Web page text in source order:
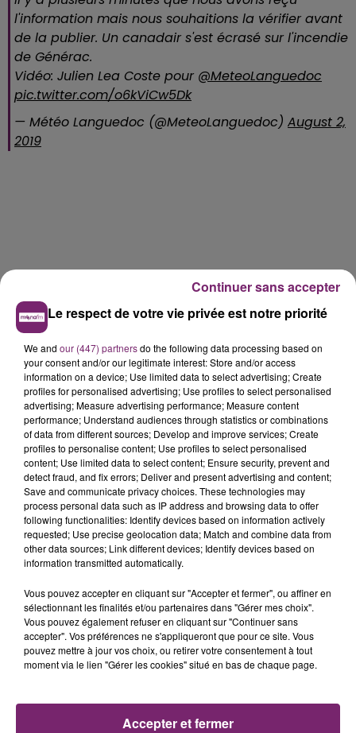
l'information mais nous souhaitions la vérifier avant
de la publier. Un canadair s'est écrasé sur l'incendie
de Générac.
Vidéo: Julien Lea Coste pour @MeteoLanguedoc
pic.twitter.com/o6kViCw5Dk
— Météo Languedoc (@MeteoLanguedoc) August 2,
2019
La Bulle - Guinguette éphémère
de Frelinghien !
Le respect de votre vie privée est notre priorité
We and our (447) partnersdo the following data processing based on
your consent and/or our legitimate interest: Store and/or access
information on a device; Use limited data to select advertising; Create
profiles for personalised advertising; Use profiles to select personalised
advertising; Measure advertising performance; Measure content
performance; Understand audiences through statistics or combinations
of data from different sources; Develop and improve services; Create
profiles to personalise content; Use profiles to select personalised
content; Use limited data to select content; Ensure security, prevent and
detect fraud, and fix errors; Deliver and present advertising and content;
Save and communicate privacy choices. These technologies may
process personal data such as IP address and browsing data to offer
following functionalities: Identify devices based on information actively
requested; Use precise geolocation data; Match and combine data from
other data sources; Link different devices; Identify devices based on
information transmitted automatically.
Vous pouvez accepter en cliquant sur "Accepter et fermer", ou affiner en
sélectionnant les finalités et/ou partenaires dans "Gérer mes choix".
Vous pouvez également refuser en cliquant sur "Continuer sans
accepter". Vos préférences ne s'appliqueront que pour ce site. Vous
pouvez mettre à jour vos choix, ou retirer votre consentement à tout
moment via le lien "Gérer les cookies" situé en bas de chaque page.
Accepter et fermer
Continuer sans accepter